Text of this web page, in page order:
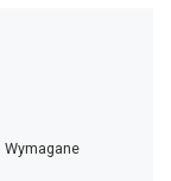
Wymagane